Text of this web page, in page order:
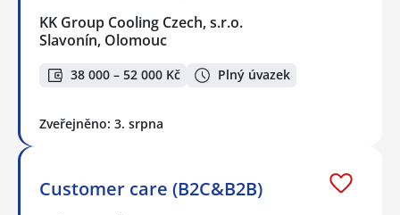
KK Group Cooling Czech, s.r.o.
Slavonín, Olomouc
38 000 – 52 000 Kč Plný úvazek
Zveřejněno: 3. srpna
Customer care (B2C&B2B)